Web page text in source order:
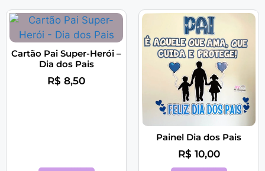
Cartão Pai Super-Herói –
Dia dos Pais
R$ 8,50
Painel Dia dos Pais
R$ 10,00